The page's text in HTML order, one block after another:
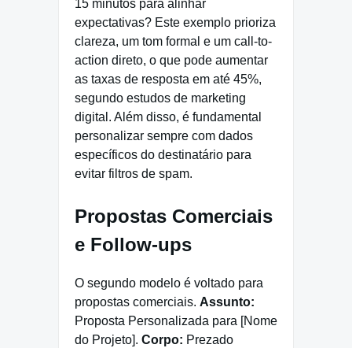
15 minutos para alinhar
expectativas? Este exemplo prioriza
clareza, um tom formal e um call-to-
action direto, o que pode aumentar
as taxas de resposta em até 45%,
segundo estudos de marketing
digital. Além disso, é fundamental
personalizar sempre com dados
específicos do destinatário para
evitar filtros de spam.
Propostas Comerciais
e Follow-ups
O segundo modelo é voltado para
propostas comerciais. Assunto:
Proposta Personalizada para [Nome
do Projeto]. Corpo: Prezado